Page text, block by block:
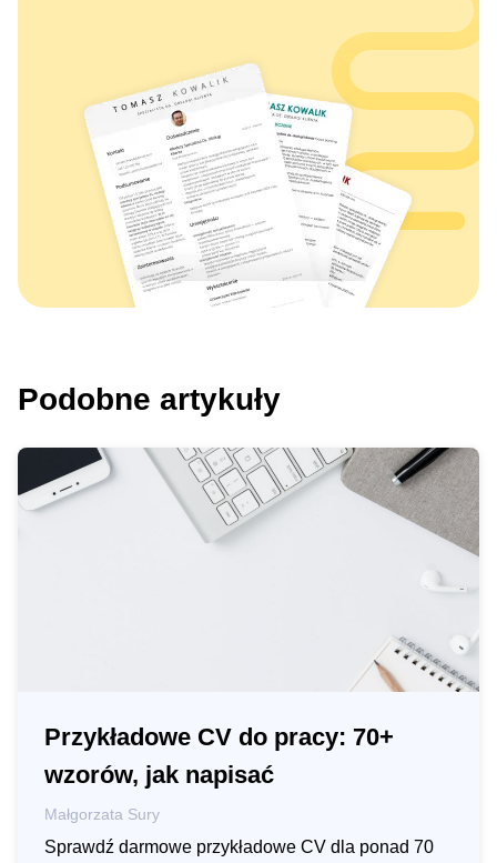
Podobne artykuły
Przykładowe CV do pracy: 70+
wzorów, jak napisać
Małgorzata Sury
Sprawdź darmowe przykładowe CV dla ponad 70